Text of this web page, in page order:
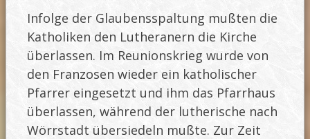
Infolge der Glaubensspaltung mußten die
Katholiken den Lutheranern die Kirche
überlassen. Im Reunionskrieg wurde von
den Franzosen wieder ein katholischer
Pfarrer eingesetzt und ihm das Pfarrhaus
überlassen, während der lutherische nach
Wörrstadt übersiedeln mußte. Zur Zeit